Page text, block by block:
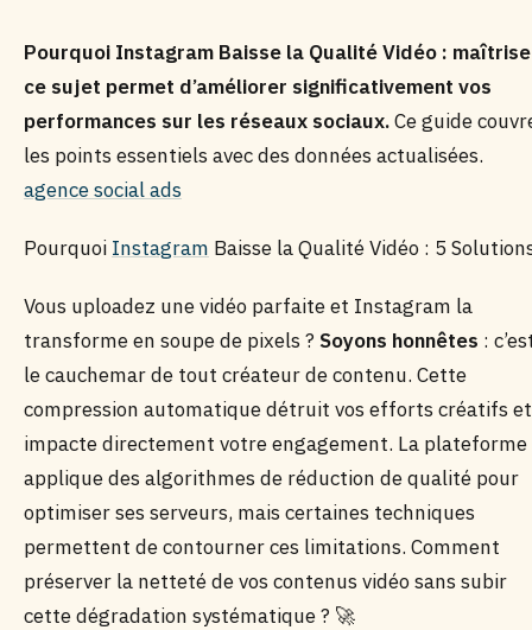
Pourquoi Instagram Baisse la Qualité Vidéo :
ce sujet permet d’améliorer significativement vos
performances sur les réseaux sociaux.Ce guide
les points essentiels avec des données actualisées.
agence social ads
Pourquoi Instagram Baisse la Qualité Vidéo : 5
Vous uploadez une vidéo parfaite et Instagram la
transforme en soupe de pixels ? Soyons honnêtes :
le cauchemar de tout créateur de contenu. Cette
compression automatique détruit vos efforts créatifs et
impacte directement votre engagement. La plateforme
applique des algorithmes de réduction de qualité pour
optimiser ses serveurs, mais certaines techniques
permettent de contourner ces limitations. Comment
préserver la netteté de vos contenus vidéo sans subir
cette dégradation systématique ? 🚀